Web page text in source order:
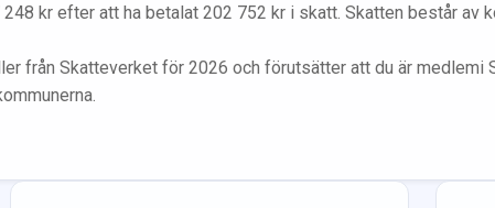
248 kr efter att ha betalat 202 752 kr i skatt. Skatten består av
från Skatteverket för 2026 och förutsätter att du är medlemi